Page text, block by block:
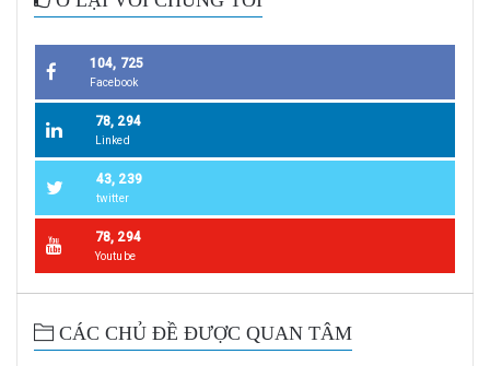
104, 725
Facebook
78, 294
Linked
43, 239
twitter
78, 294
Youtube
CÁC CHỦ ĐỀ ĐƯỢC QUAN TÂM